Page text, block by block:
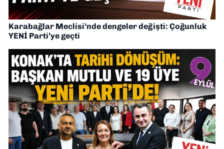
Karabağlar Meclisi’nde dengeler değişti: Çoğunluk
YENİ Parti’ye geçti